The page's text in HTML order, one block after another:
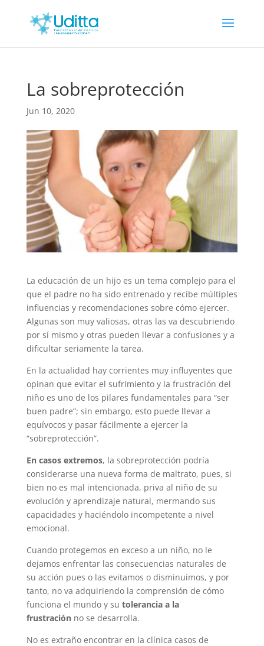
La sobreprotección
Jun 10, 2020
La educación de un hijo es un tema complejo para el
que el padre no ha sido entrenado y recibe múltiples
influencias y recomendaciones sobre cómo ejercer.
Algunas son muy valiosas, otras las va descubriendo
por sí mismo y otras pueden llevar a confusiones y a
dificultar seriamente la tarea.
En la actualidad hay corrientes muy influyentes que
opinan que evitar el sufrimiento y la frustración del
niño es uno de los pilares fundamentales para “ser
buen padre”; sin embargo, esto puede llevar a
equívocos y pasar fácilmente a ejercer la
“sobreprotección”.
En casos extremos, la sobreprotección podría
considerarse una nueva forma de maltrato, pues, si
bien no es mal intencionada, priva al niño de su
evolución y aprendizaje natural, mermando sus
capacidades y haciéndolo incompetente a nivel
emocional.
Cuando protegemos en exceso a un niño, no le
dejamos enfrentar las consecuencias naturales de
su acción pues o las evitamos o disminuimos, y por
tanto, no va adquiriendo la comprensión de cómo
funciona el mundo y su tolerancia a la
frustraciónno se desarrolla.
No es extraño encontrar en la clínica casos de